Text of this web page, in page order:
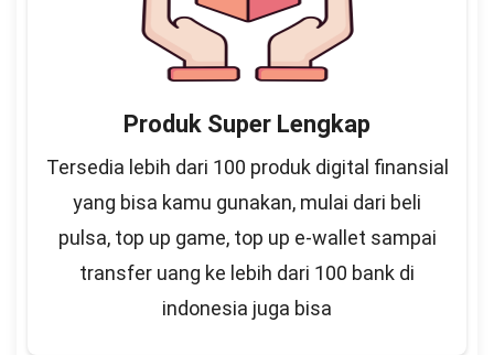
Produk Super Lengkap
Tersedia lebih dari 100 produk digital finansial
yang bisa kamu gunakan, mulai dari beli
pulsa, top up game, top up e-wallet sampai
transfer uang ke lebih dari 100 bank di
indonesia juga bisa